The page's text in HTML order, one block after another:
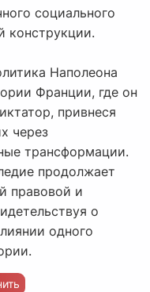
социального
конструкции.
Наполеона
Франции, где он
привнеся
через
трансформации.
продолжает
правовой и
о
одного